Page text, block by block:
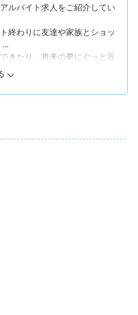
って、大宮でのバイトは選択
テップとしても理想的と言え
囲気が違うのも楽しいですよ
に触れられるスポットも多い
すめの求人をピックアップし
さい。
ルバイト求人をご紹介してい
終わりに友達や家族とショッ
きたり、将来の夢にぐっと近
ト先から、地域密着・庶民的
まりした個人経営のお店もた
興味がある女性も、落ち着い
トのニーズに応えられるキャ
ジできるバイト先が多いのも
が多数揃っています！
てくださいね。